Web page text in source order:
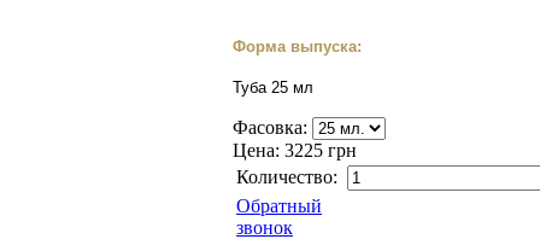
Форма выпуска:
Туба 25 мл
Фасовка:
Цена: 3225 грн
Количество:
Обратный
звонок